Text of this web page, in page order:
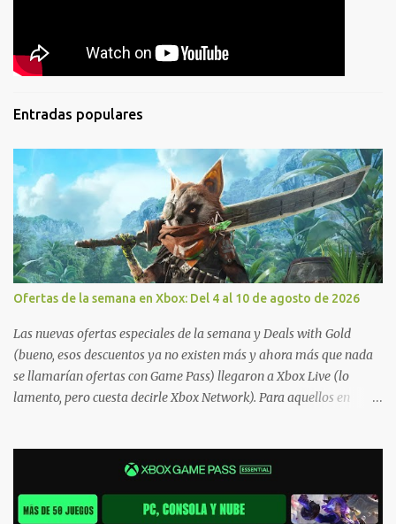
Entradas populares
Ofertas de la semana en Xbox: Del 4 al 10 de agosto de 2026
Las nuevas ofertas especiales de la semana y Deals with Gold
(bueno, esos descuentos ya no existen más y ahora más que nada
se llamarían ofertas con Game Pass) llegaron a Xbox Live (lo
lamento, pero cuesta decirle Xbox Network). Para aquellos en
jugarlos y mantener un progreso compartido en Windows PC y
Xbox, y tenemos un listado de juegos compatibles por acá . ¿Aún
necesitas una mano con las compras? Tenemos un tutorial extenso